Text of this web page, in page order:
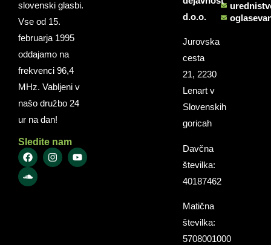
slovenski glasbi.
Vse od 15.
februarja 1995
oddajamo na
frekvenci 96,4
MHz. Vabljeni v
našo družbo 24
ur na dan!
Sledite nam
d.o.o.
Jurovska
cesta
21, 2230
Lenart v
Slovenskih
goricah
Davčna
številka:
40187462
Matična
številka:
5708001000